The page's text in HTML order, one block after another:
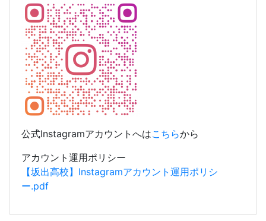
Instagramアカウント
公式Instagramアカウントへは
アカウント運用ポリシー